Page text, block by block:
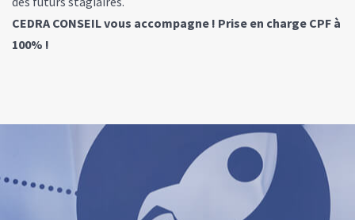
CEDRA CONSEIL vous accompagne ! Prise en charge CPF à
100% !